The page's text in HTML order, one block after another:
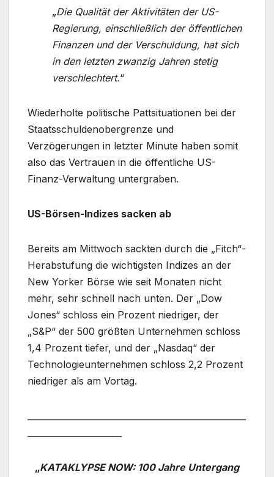
„Die Qualität der Aktivitäten der US-
Regierung, einschließlich der öffentlichen
Finanzen und der Verschuldung, hat sich
in den letzten zwanzig Jahren stetig
verschlechtert.“
Wiederholte politische Pattsituationen bei der
Staatsschuldenobergrenze und
Verzögerungen in letzter Minute haben somit
also das Vertrauen in die öffentliche US-
Finanz-Verwaltung untergraben.
US-Börsen-Indizes sacken ab
Bereits am Mittwoch sackten durch die „Fitch“-
Herabstufung die wichtigsten Indizes an der
New Yorker Börse wie seit Monaten nicht
mehr, sehr schnell nach unten. Der „Dow
Jones“ schloss ein Prozent niedriger, der
„S&P“ der 500 größten Unternehmen schloss
1,4 Prozent tiefer, und der „Nasdaq“ der
Technologieunternehmen schloss 2,2 Prozent
niedriger als am Vortag.
„KATAKLYPSE NOW: 100 Jahre Untergang